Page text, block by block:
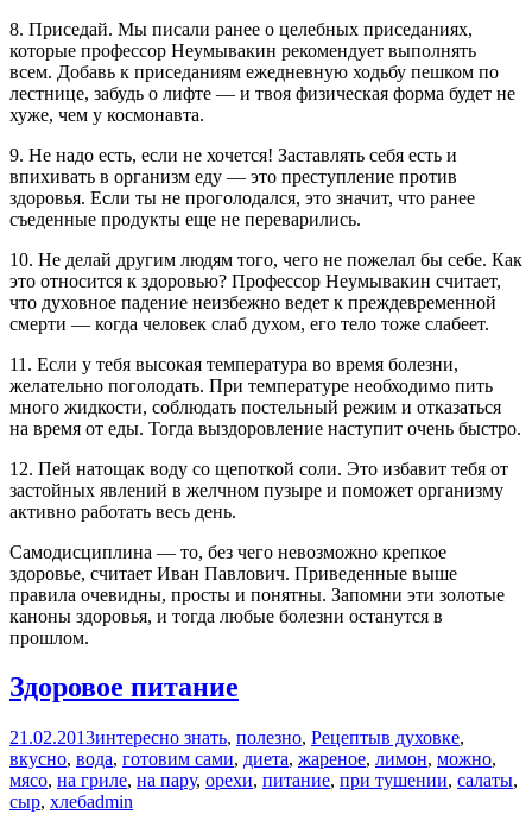
8. Приседай. Мы писали ранее о целебных приседаниях,
которые профессор Неумывакин рекомендует выполнять
всем. Добавь к приседаниям ежедневную ходьбу пешком по
лестнице, забудь о лифте — и твоя физическая форма будет не
хуже, чем у космонавта.
9. Не надо есть, если не хочется! Заставлять себя есть и
впихивать в организм еду — это преступление против
здоровья. Если ты не проголодался, это значит, что ранее
съеденные продукты еще не переварились.
10. Не делай другим людям того, чего не пожелал бы себе. Как
это относится к здоровью? Профессор Неумывакин считает,
что духовное падение неизбежно ведет к преждевременной
смерти — когда человек слаб духом, его тело тоже слабеет.
11. Если у тебя высокая температура во время болезни,
желательно поголодать. При температуре необходимо пить
много жидкости, соблюдать постельный режим и отказаться
на время от еды. Тогда выздоровление наступит очень быстро.
12. Пей натощак воду со щепоткой соли. Это избавит тебя от
застойных явлений в желчном пузыре и поможет организму
активно работать весь день.
Самодисциплина — то, без чего невозможно крепкое
здоровье, считает Иван Павлович. Приведенные выше
правила очевидны, просты и понятны. Запомни эти золотые
каноны здоровья, и тогда любые болезни останутся в
прошлом.
Здоровое питание
21.02.2013интересно знать, полезно, Рецептыв духовке,
вкусно, вода, готовим сами, диета, жареное, лимон, можно,
мясо, на гриле, на пару, орехи, питание, при тушении, салаты,
сыр, хлебadmin